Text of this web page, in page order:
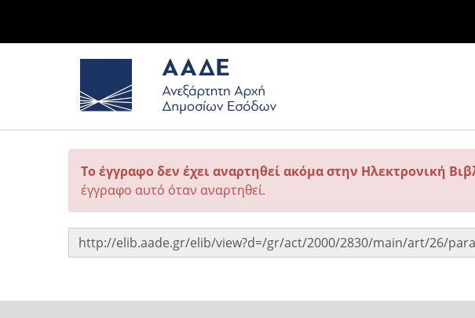
Το έγγραφο δεν έχει αναρτηθεί ακόμα στην Ηλεκτρονική
έγγραφο αυτό όταν αναρτηθεί.